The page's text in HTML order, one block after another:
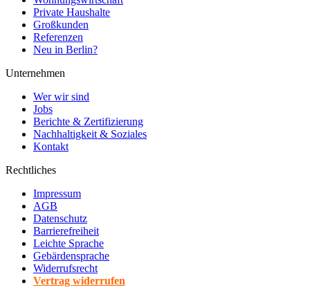
Private Haushalte
Großkunden
Referenzen
Neu in Berlin?
Unternehmen
Wer wir sind
Jobs
Berichte & Zertifizierung
Nachhaltigkeit & Soziales
Kontakt
Rechtliches
Impressum
AGB
Datenschutz
Barrierefreiheit
Leichte Sprache
Gebärdensprache
Widerrufsrecht
Vertrag widerrufen